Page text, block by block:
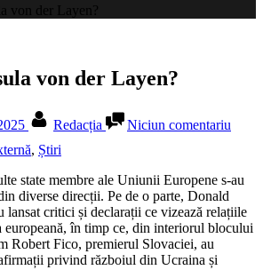
von der Layen?
von der Layen?
Redacția Niciun comentariuDe
der
, Știri
state membre ale Uniunii Europene s-au
diverse direcții. Pe de o parte, Donald
lansat critici și declarații ce vizează relațiile
europeană, în timp ce, din interiorul blocului
Robert Fico, premierul Slovaciei, au
privind războiul din Ucraina și